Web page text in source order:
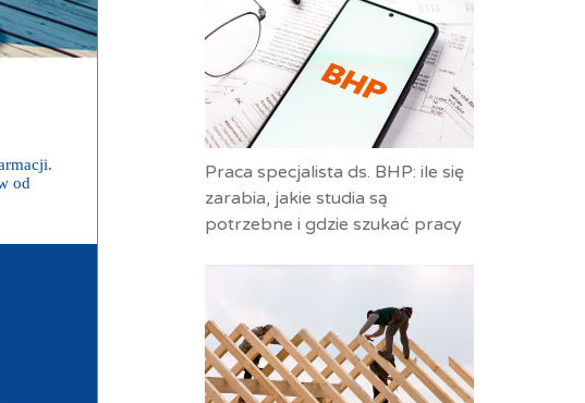
od
Praca specjalista ds. BHP: ile się
zarabia, jakie studia są
potrzebne i gdzie szukać pracy